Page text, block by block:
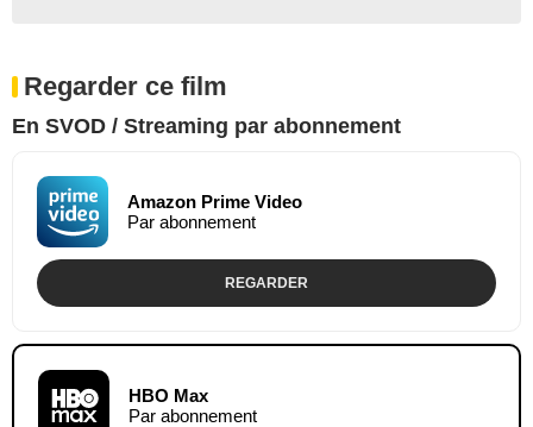
Regarder ce film
En SVOD / Streaming par abonnement
Amazon Prime Video
Par abonnement
REGARDER
HBO Max
Par abonnement